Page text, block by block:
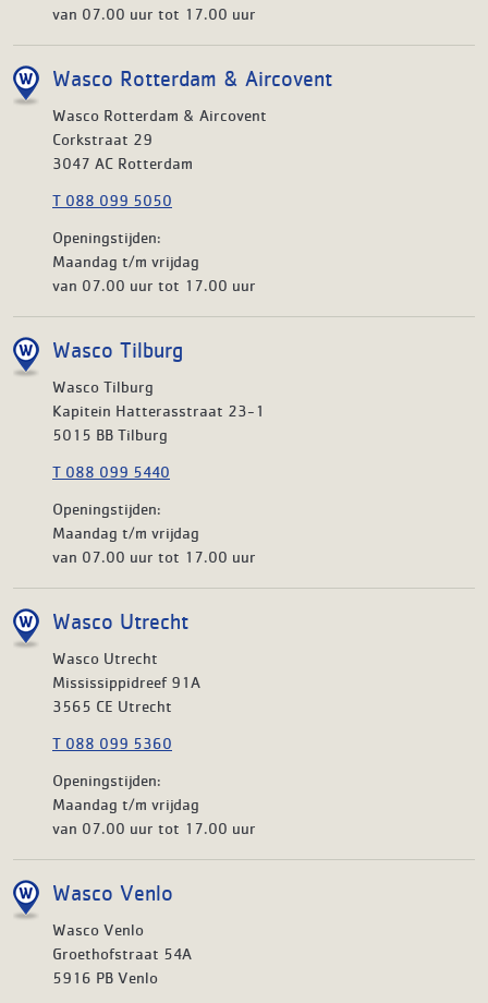
van 07.00 uur tot 17.00 uur
Wasco Rotterdam & Aircovent
Wasco Rotterdam & Aircovent
Corkstraat 29
3047 AC Rotterdam
T 088 099 5050
Openingstijden:
Maandag t/m vrijdag
van 07.00 uur tot 17.00 uur
Wasco Tilburg
Wasco Tilburg
Kapitein Hatterasstraat 23-1
5015 BB Tilburg
T 088 099 5440
Openingstijden:
Maandag t/m vrijdag
van 07.00 uur tot 17.00 uur
Wasco Utrecht
Wasco Utrecht
Mississippidreef 91A
3565 CE Utrecht
T 088 099 5360
Openingstijden:
Maandag t/m vrijdag
van 07.00 uur tot 17.00 uur
Wasco Venlo
Wasco Venlo
Groethofstraat 54A
5916 PB Venlo